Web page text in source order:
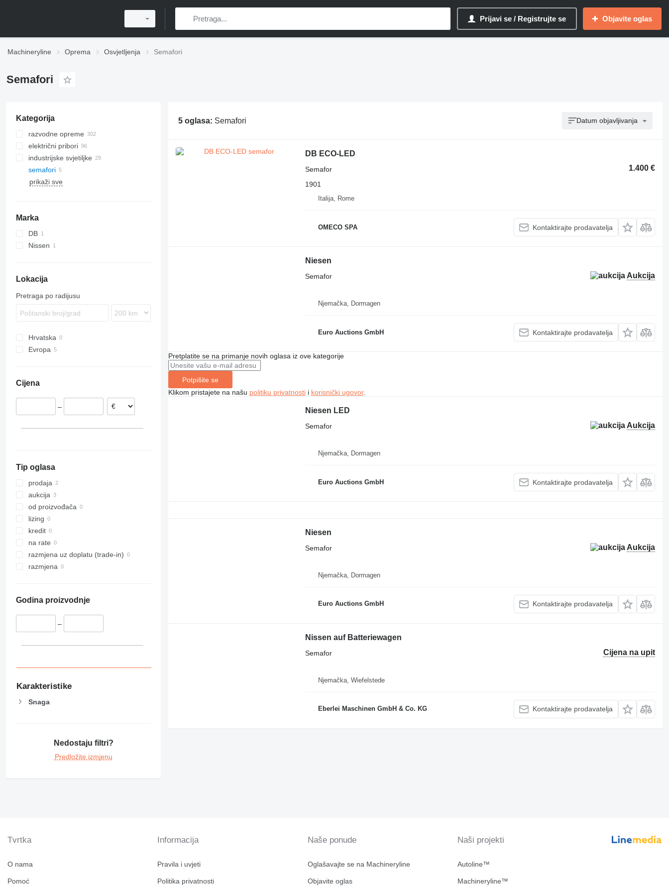
Prijavi se / Registrujte se Objavite oglas
Machineryline Oprema Osvjetljenja Semafori
Semafori
Kategorija
razvodne opreme
električni pribori
optički kabelovi
industrijski kablovi
produžni kablovi
industrijske svjetiljke
semafori
prikaži sve
Marka
DB
Nissen
Lokacija
Pretraga po radijusu
Hrvatska
Evropa
Cijena
–
Tip oglasa
prodaja
aukcija
od proizvođača
lizing
kredit
na rate
razmjena uz doplatu (trade-in)
razmjena
Godina proizvodnje
–
Karakteristike
Snaga
Nedostaju filtri?
Predložite izmjenu
5 oglasa: Semafori Datum objavljivanja
DB ECO-LED
1.400 €
Semafor
1901
Italija, Rome
OMECO SPA Kontaktirajte prodavatelja
Niesen
Aukcija
Semafor
Njemačka, Dormagen
Euro Auctions GmbH Kontaktirajte prodavatelja
Pretplatite se na primanje novih oglasa iz ove kategorije
Potpišite se
Klikom pristajete na našu politiku privatnostii korisnički ugovor.
Niesen LED
Aukcija
Semafor
Njemačka, Dormagen
Euro Auctions GmbH Kontaktirajte prodavatelja
Niesen
Aukcija
Semafor
Njemačka, Dormagen
Euro Auctions GmbH Kontaktirajte prodavatelja
Nissen auf Batteriewagen
Cijena na upit
Semafor
Njemačka, Wiefelstede
Eberlei Maschinen GmbH & Co. KG Kontaktirajte prodavatelja
Tvrtka
O nama
Pomoć
Informacija
Pravila i uvjeti
Politika privatnosti
Naše ponude
Oglašavajte se na Machineryline
Objavite oglas
Naši projekti
Autoline™
Machineryline™